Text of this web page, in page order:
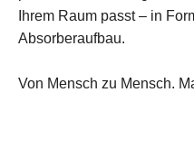
Ihrem Raum passt – in
Absorberaufbau.
Von Mensch zu Mensch.